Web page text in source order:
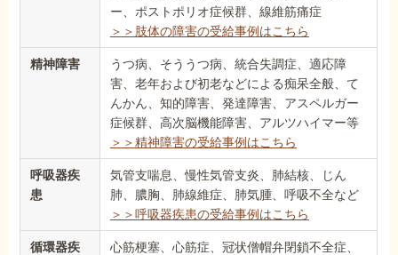
ー、ポストポリオ症候群、線維筋痛症
＞＞肢体の障害の受給事例はこちら
精神障害
うつ病、そううつ病、統合失調症、適応障
害、老年および初老などによる痴呆全般、て
んかん、知的障害、発達障害、アスペルガー
症候群、高次脳機能障害、アルツハイマー等
＞＞精神障害の受給事例はこちら
呼吸器疾
患
気管支喘息、慢性気管支炎、肺結核、じん
肺、膿胸、肺線維症、肺気腫、呼吸不全など
＞＞呼吸器疾患の受給事例はこちら
循環器疾
心筋梗塞、心筋症、冠状僧帽弁閉鎖不全症、